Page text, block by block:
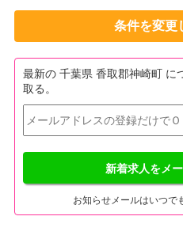
条件を変更
最新の 千葉県 香取郡神崎町 に
取る。
新着求人をメ
お知らせメールはいつで